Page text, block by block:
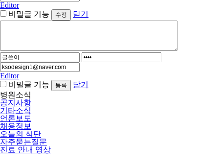
Editor
비밀글 기능
닫기
Editor
비밀글 기능
닫기
병원소식
공지사항
기타소식
언론보도
채용정보
오늘의 식단
자주묻는질문
진료 안내 영상